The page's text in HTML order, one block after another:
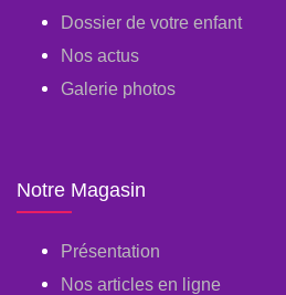
Dossier de votre enfant
Nos actus
Galerie photos
Notre Magasin
Présentation
Nos articles en ligne